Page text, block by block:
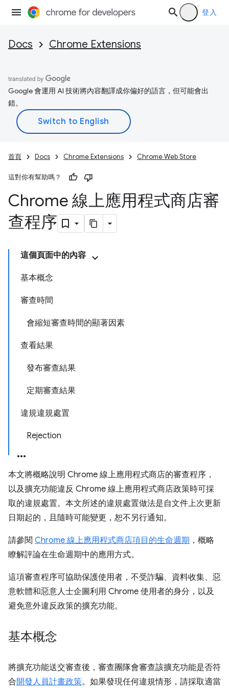
登入
Docs Chrome Extensions
Google 會運用 AI 技術將內容翻譯成你偏好的語言，但可能會出
錯。
首頁 Docs Chrome Extensions Chrome Web Store
這對你有幫助嗎？
Chrome 線上應用程式商店審
查程序
這個頁面中的內容
基本概念
審查時間
會縮短審查時間的顯著因素
查看結果
發布審查結果
定期審查結果
違規違規處置
Rejection
本文將概略說明 Chrome 線上應用程式商店的審查程序，
以及擴充功能違反 Chrome 線上應用程式商店政策時可採
取的違規處置。本文所述的違規處置做法是自文件上次更新
日期起的，且隨時可能變更，恕不另行通知。
請參閱 Chrome 線上應用程式商店項目的生命週期 ，概略
瞭解評論在生命週期中的應用方式。
這項審查程序可協助保護使用者，不受詐騙、資料收集、惡
意軟體和惡意人士企圖利用 Chrome 使用者的身分，以及
避免意外違反政策的擴充功能。
基本概念
將擴充功能送交審查後，審查團隊會審查該擴充功能是否符
合開發人員計畫政策。如果發現任何違規情形，請採取適當